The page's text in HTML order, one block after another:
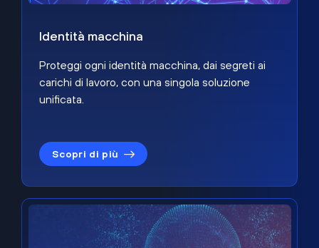
Identità macchina
Proteggi ogni identità macchina, dai segreti ai
carichi di lavoro, con una singola soluzione
unificata.
Scopri di più